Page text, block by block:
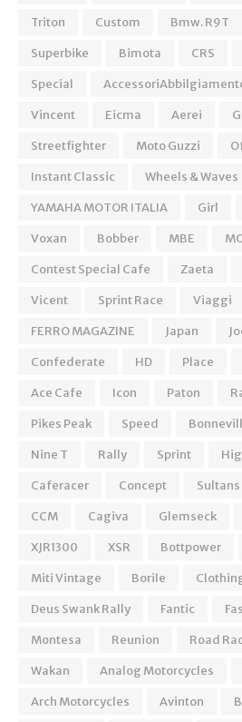
Triton
Custom Bmw. R9T
Superbike
Bimota CRS
Special
Vincent
Eicma Aerei
Streetfighter
Moto Guzzi
Instant Classic
Wheels & Waves
YAMAHA MOTOR ITALIA
Girl
Voxan
Bobber MBE
Contest Special Cafe
Zaeta
Vicent
Sprint Race Viaggi
FERRO MAGAZINE
Japan
Confederate
HD Place
Ace Cafe
Icon Paton
Pikes Peak
Speed
Nine T
Rally Sprint
Caferacer
Concept Sultans
CCM
Cagiva Glemseck
XJR1300
XSR Bottpower
Miti Vintage
Borile
Deus Swank Rally
Fantic
Montesa
Reunion Road
Wakan
Analog Motorcycles
Arch Motorcycles
Avinton